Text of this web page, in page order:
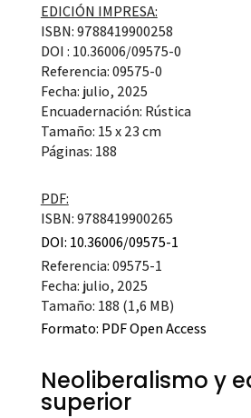
EDICIÓN IMPRESA:
ISBN: 9788419900258
DOI : 10.36006/09575-0
Referencia: 09575-0
Fecha: julio, 2025
Encuadernación: Rústica
Tamaño: 15 x 23 cm
Páginas: 188
PDF:
ISBN: 9788419900265
DOI: 10.36006/09575-1
Referencia: 09575-1
Fecha: julio, 2025
Tamaño: 188 (1,6 MB)
Formato: PDF Open Access
Neoliberalismo y
superior